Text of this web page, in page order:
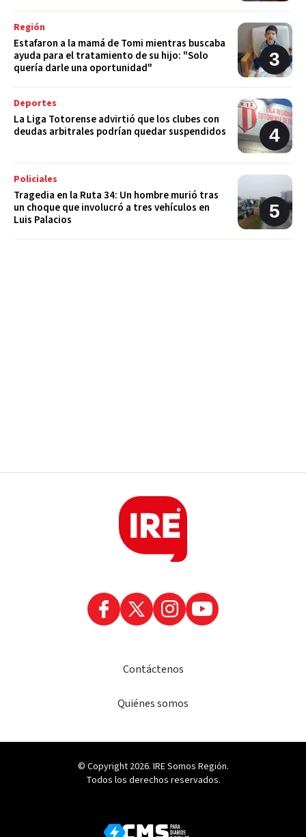
Región
Estafaron a la mamá de Tomi mientras buscaba
ayuda para el tratamiento de su hijo: "Solo
quería darle una oportunidad"
Deportes
La Liga Totorense advirtió que los clubes con
deudas arbitrales podrían quedar suspendidos
Policiales
Tragedia en la Ruta 34: Un hombre murió tras
un choque que involucró a tres vehículos en
Luis Palacios
Contáctenos
Quiénes somos
© Copyright 2026. IRE Somos Región.
Todos los derechos reservados.